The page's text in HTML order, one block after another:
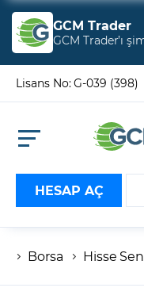
GCM Trader
GCM Trader’ı
Lisans No: G-039 (398)
HESAP AÇ
Hesap numaranız
Borsa Hisse